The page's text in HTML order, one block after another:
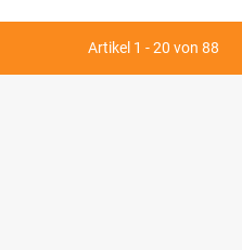
Artikel 1 - 20 von 88